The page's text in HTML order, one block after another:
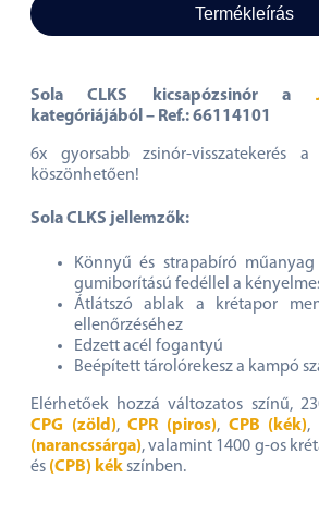
Termékleírás
Sola CLKS kicsapózsinór a
kategóriájából – Ref.: 66114101
6x gyorsabb zsinór-visszatekerés
köszönhetően!
Sola CLKS jellemzők:
Könnyű és strapabíró
gumiborítású fedéllel a
Átlátszó ablak a krétapor
ellenőrzéséhez
Edzett acél fogantyú
Beépített tárolórekesz a kampó
Elérhetőek hozzá változatos színű,
CPG (zöld),CPR (piros), CPB (kék),
(narancssárga), valamint 1400 g-os
és (CPB) kékszínben.